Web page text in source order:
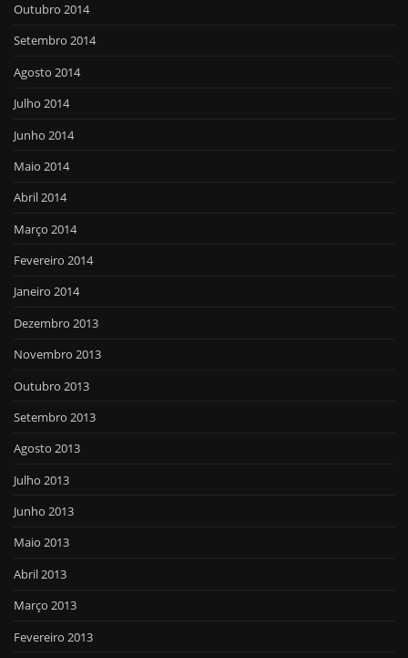
Outubro 2014
Setembro 2014
Agosto 2014
Julho 2014
Junho 2014
Maio 2014
Abril 2014
Março 2014
Fevereiro 2014
Janeiro 2014
Dezembro 2013
Novembro 2013
Outubro 2013
Setembro 2013
Agosto 2013
Julho 2013
Junho 2013
Maio 2013
Abril 2013
Março 2013
Fevereiro 2013